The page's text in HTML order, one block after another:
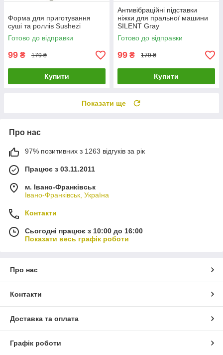
Форма для приготування
суші та роллів Sushezi
Готово до відправки
99 ₴ 179 ₴
Купити
Антивібраційні підставки
ніжки для пральної машини
SILENT Gray
Готово до відправки
99 ₴ 179 ₴
Купити
Показати ще
Про нас
97% позитивних з 1263 відгуків за рік
Працює з 03.11.2011
м. Івано-Франківськ
Івано-Франківськ, Україна
Контакти
Сьогодні працює з 10:00 до 16:00
Показати весь графік роботи
Про нас
Контакти
Доставка та оплата
Графік роботи